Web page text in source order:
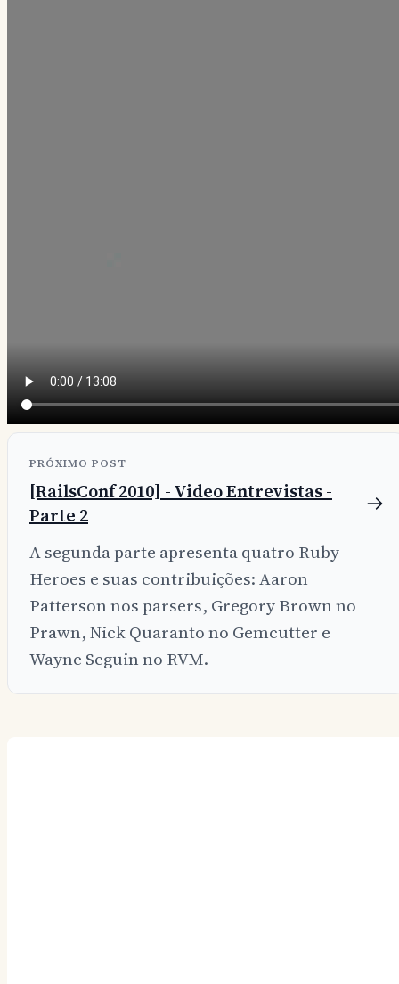
PRÓXIMO POST
[RailsConf 2010] - Video Entrevistas -
Parte 2
A segunda parte apresenta quatro Ruby
Heroes e suas contribuições: Aaron
Patterson nos parsers, Gregory Brown no
Prawn, Nick Quaranto no Gemcutter e
Wayne Seguin no RVM.